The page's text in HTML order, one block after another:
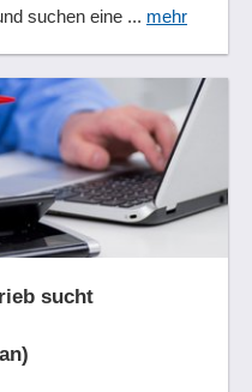
suchen eine ... mehr
sucht